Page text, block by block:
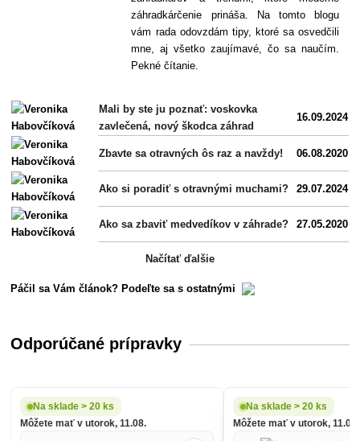
záhradkárčenie prináša. Na tomto blogu
vám rada odovzdám tipy, ktoré sa osvedčili
mne, aj všetko zaujímavé, čo sa naučím.
Pekné čítanie.
Mali by ste ju poznať: voskovka
zavlečená, nový škodca záhrad
16.09.2024
Zbavte sa otravných ôs raz a navždy! 06.08.2020
Ako si poradiť s otravnými muchami? 29.07.2024
Ako sa zbaviť medvedíkov v záhrade? 27.05.2020
Načítať ďalšie
Páčil sa Vám článok? Podeľte sa s ostatnými
Odporúčané prípravky
Na sklade > 20 ks
Môžete mať v utorok, 11.08.
Na sklade > 20 ks
Môžete mať v utorok, 11.08.